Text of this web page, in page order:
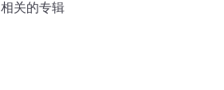
相关的专辑